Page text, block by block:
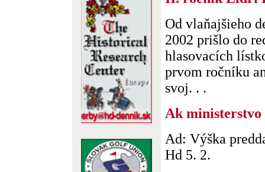
Od vlaňajšieho
2002 prišlo do
hlasovacích
prvom ročníku
svoj. . .
Ak ministerstvo
Ad: Výška
Hd 5. 2.